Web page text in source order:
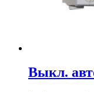
Выкл.